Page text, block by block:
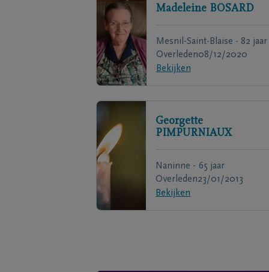
Madeleine BOSARD
Mesnil-Saint-Blaise - 82 jaar
Overleden08/12/2020
Bekijken
Georgette
PIMPURNIAUX
Naninne - 65 jaar
Overleden23/01/2013
Bekijken